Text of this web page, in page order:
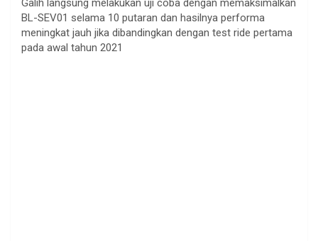
Galih langsung melakukan uji coba dengan memaksimalkan
BL-SEV01 selama 10 putaran dan hasilnya performa
meningkat jauh jika dibandingkan dengan test ride pertama
pada awal tahun 2021